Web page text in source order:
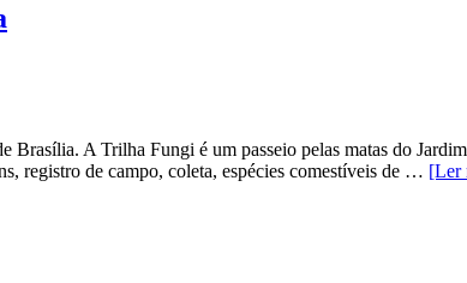
Brasília. A Trilha Fungi é um passeio pelas matas do
registro de campo, coleta, espécies comestíveis de … [Ler